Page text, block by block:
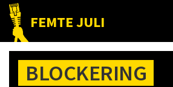
Hoppa
huvudnavigering
Hoppa
huvudinnehåll
Hoppa
det
primära
sidofältet
FEMTE JULI
Nätet
till
folket!BLOCKERING